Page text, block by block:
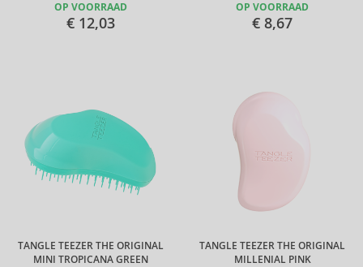
OP VOORRAAD
€ 12,03
OP VOORRAAD
€ 8,67
TANGLE TEEZER THE ORIGINAL
MINI TROPICANA GREEN
TANGLE TEEZER THE ORIGINAL
MILLENIAL PINK